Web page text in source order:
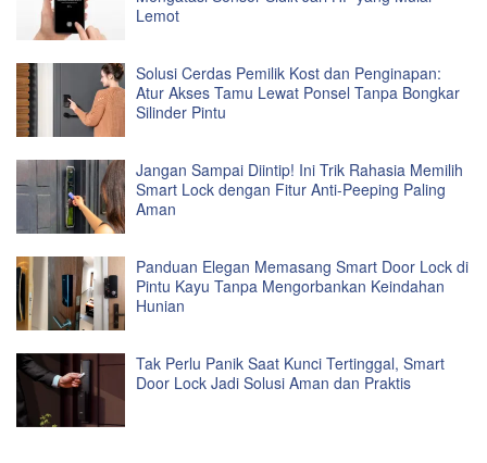
Lemot
Solusi Cerdas Pemilik Kost dan Penginapan:
Atur Akses Tamu Lewat Ponsel Tanpa Bongkar
Silinder Pintu
Jangan Sampai Diintip! Ini Trik Rahasia Memilih
Smart Lock dengan Fitur Anti-Peeping Paling
Aman
Panduan Elegan Memasang Smart Door Lock di
Pintu Kayu Tanpa Mengorbankan Keindahan
Hunian
Tak Perlu Panik Saat Kunci Tertinggal, Smart
Door Lock Jadi Solusi Aman dan Praktis